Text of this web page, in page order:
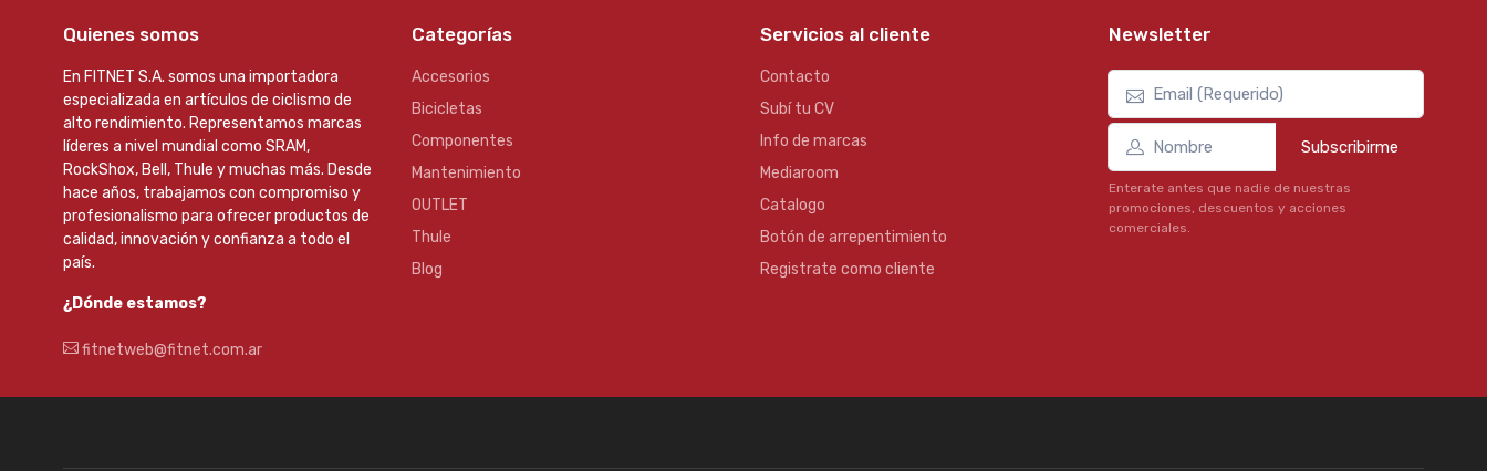
Quienes somos
En FITNET S.A. somos una importadora
especializada en artículos de ciclismo de
alto rendimiento. Representamos marcas
líderes a nivel mundial como SRAM,
RockShox, Bell, Thule y muchas más. Desde
hace años, trabajamos con compromiso y
profesionalismo para ofrecer productos de
calidad, innovación y confianza a todo el
país.
¿Dónde estamos?
fitnetweb@fitnet.com.ar
Categorías
Accesorios
Bicicletas
Componentes
Mantenimiento
OUTLET
Thule
Blog
Servicios al cliente
Contacto
Subí tu CV
Info de marcas
Mediaroom
Catalogo
Botón de arrepentimiento
Registrate como cliente
Newsletter
Subscribirme
Enterate antes que nadie de nuestras
promociones, descuentos y acciones
comerciales.